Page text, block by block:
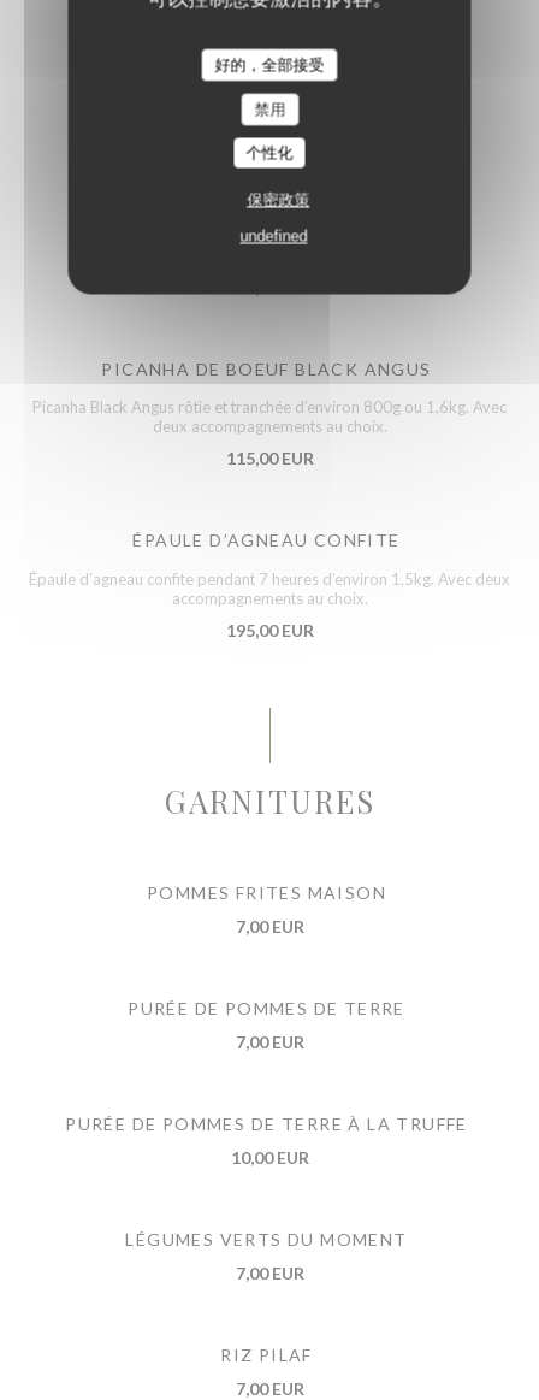
好的，全部接受
禁用
个性化
保密政策
undefined
PLATS À PARTAGER
TOMAHAWK BLACK ANGUS
Côte de bœuf Black Angus grillée d’environ 1kg, avec deux
PICANHA DE BOEUF BLACK ANGUS
Picanha Black Angus rôtie et tranchée d’environ 800g ou 1,6kg. Avec
deux accompagnements au choix.
115,00 EUR
ÉPAULE D’AGNEAU CONFITE
Épaule d’agneau confite pendant 7 heures d’environ 1,5kg. Avec deux
accompagnements au choix.
195,00 EUR
GARNITURES
POMMES FRITES MAISON
7,00 EUR
PURÉE DE POMMES DE TERRE
7,00 EUR
PURÉE DE POMMES DE TERRE À LA TRUFFE
10,00 EUR
LÉGUMES VERTS DU MOMENT
7,00 EUR
RIZ PILAF
7,00 EUR